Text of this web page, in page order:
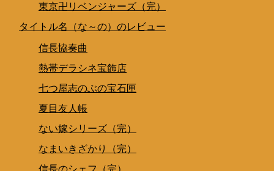
東京卍リベンジャーズ（完）
タイトル名（な～の）のレビュー
信長協奏曲
熱帯デラシネ宝飾店
七つ屋志のぶの宝石匣
夏目友人帳
ない嫁シリーズ（完）
なまいきざかり（完）
信長のシェフ（完）